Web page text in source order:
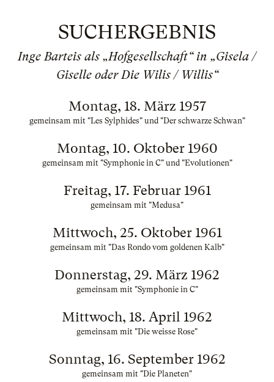
SUCHERGEBNIS
Inge Barteis als „Hofgesellschaft“ in „Gisela /
Giselle oder Die Wilis / Willis“
Montag, 18. März 1957
gemeinsam mit "Les Sylphides" und "Der schwarze Schwan"
Montag, 10. Oktober 1960
gemeinsam mit "Symphonie in C" und "Evolutionen"
Freitag, 17. Februar 1961
gemeinsam mit "Medusa"
Mittwoch, 25. Oktober 1961
gemeinsam mit "Das Rondo vom goldenen Kalb"
Donnerstag, 29. März 1962
gemeinsam mit "Symphonie in C"
Mittwoch, 18. April 1962
gemeinsam mit "Die weisse Rose"
Sonntag, 16. September 1962
gemeinsam mit "Die Planeten"